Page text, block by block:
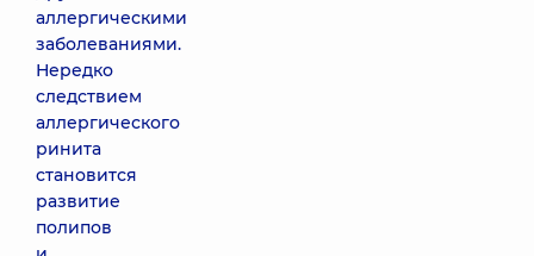
аллергическими
заболеваниями.
Нередко
следствием
аллергического
ринита
становится
развитие
полипов